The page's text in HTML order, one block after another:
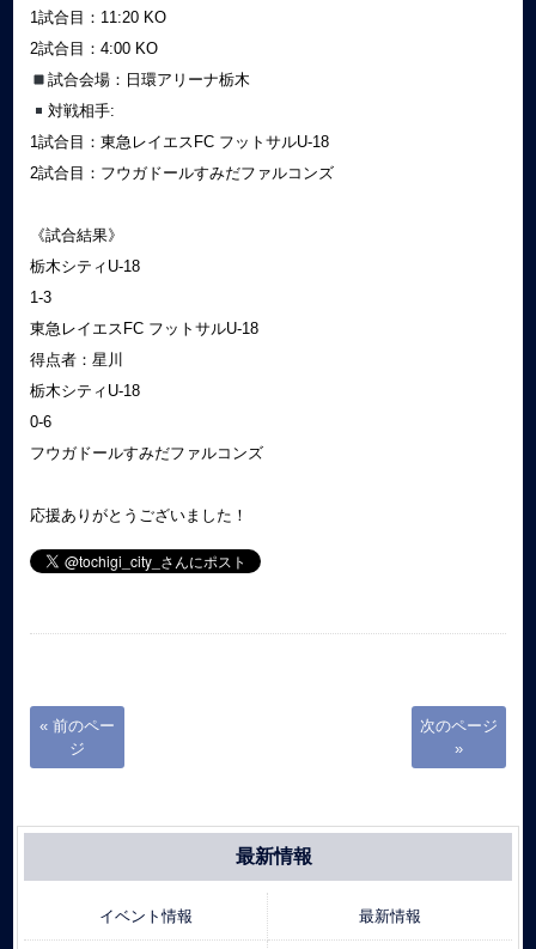
1試合目：11:20 KO
2試合目：4:00 KO
試合会場：日環アリーナ栃木
対戦相手:
1試合目：東急レイエスFC フットサルU-18
2試合目：フウガドールすみだファルコンズ
《試合結果》
栃木シティU-18
1-3
東急レイエスFC フットサルU-18
得点者：星川
栃木シティU-18
0-6
フウガドールすみだファルコンズ
応援ありがとうございました！
« 前のペー
ジ
次のページ
»
最新情報
イベント情報 最新情報